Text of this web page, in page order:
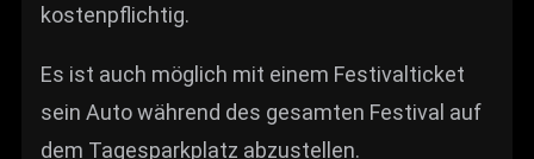
kostenpflichtig.
Es ist auch möglich mit einem Festivalticket
sein Auto während des gesamten Festival auf
dem Tagesparkplatz abzustellen.